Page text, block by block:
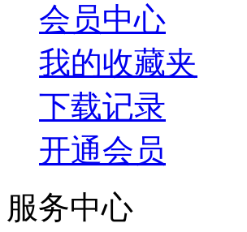
会员中心
我的收藏夹
下载记录
开通会员
服务中心